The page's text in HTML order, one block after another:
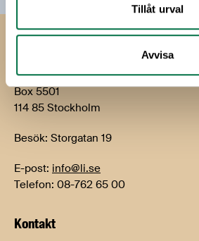
Tillåt urval
Avvisa
Livsmedelsföretagen
Box 5501
114 85 Stockholm
Besök: Storgatan 19
E-post: info@li.se
Telefon: 08-762 65 00
Kontakt